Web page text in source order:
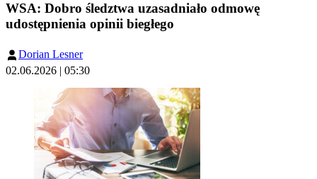
WSA: Dobro śledztwa uzasadniało odmowę
udostępnienia opinii biegłego
Dorian Lesner
02.06.2026 | 05:30